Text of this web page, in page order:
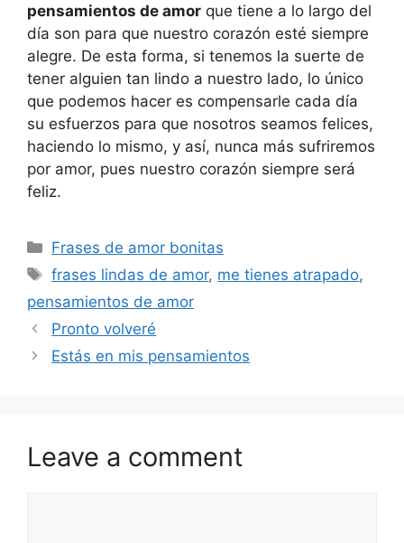
pensamientos de amor que tiene a lo largo del
día son para que nuestro corazón esté siempre
alegre. De esta forma, si tenemos la suerte de
tener alguien tan lindo a nuestro lado, lo único
que podemos hacer es compensarle cada día
su esfuerzos para que nosotros seamos felices,
haciendo lo mismo, y así, nunca más sufriremos
por amor, pues nuestro corazón siempre será
feliz.
Categories
Frases de amor bonitas
Tags
frases lindas de amor, me tienes atrapado,
pensamientos de amor
Pronto volveré
Estás en mis pensamientos
Leave a comment